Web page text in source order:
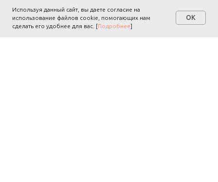
ОТКРЫТЬ ФРАНШИЗУ
Используя данный сайт, вы даете согласие на
использование файлов cookie, помогающих нам
сделать его удобнее для вас. [Подробнее]
OK